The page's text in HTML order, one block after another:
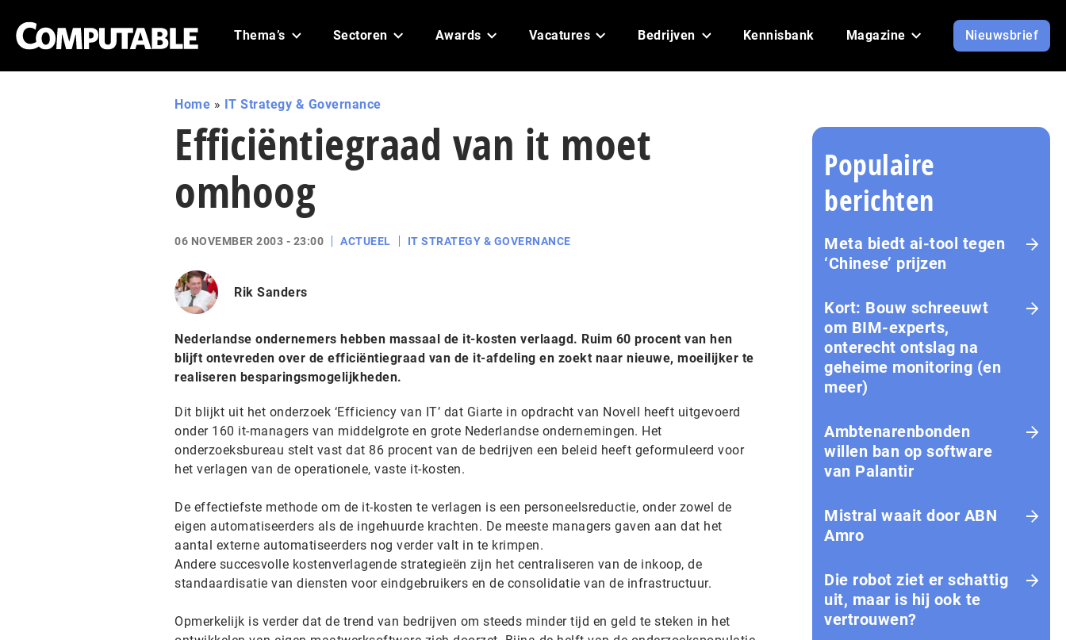
Thema’s Sectoren Awards Vacatures Bedrijven Kennisbank Magazine Nieuwsbrief
Home » IT Strategy & Governance
Efficiëntiegraad van it moet
omhoog
06 NOVEMBER 2003 - 23:00 ACTUEEL IT STRATEGY & GOVERNANCE
Rik Sanders
Nederlandse ondernemers hebben massaal de it-kosten verlaagd. Ruim 60 procent van hen
blijft ontevreden over de efficiëntiegraad van de it-afdeling en zoekt naar nieuwe, moeilijker te
realiseren besparingsmogelijkheden.
Dit blijkt uit het onderzoek ‘Efficiency van IT’ dat Giarte in opdracht van Novell heeft uitgevoerd
onder 160 it-managers van middelgrote en grote Nederlandse ondernemingen. Het
onderzoeksbureau stelt vast dat 86 procent van de bedrijven een beleid heeft geformuleerd voor
het verlagen van de operationele, vaste it-kosten.
De effectiefste methode om de it-kosten te verlagen is een personeelsreductie, onder zowel de
eigen automatiseerders als de ingehuurde krachten. De meeste managers gaven aan dat het
aantal externe automatiseerders nog verder valt in te krimpen.
Andere succesvolle kostenverlagende strategieën zijn het centraliseren van de inkoop, de
standaardisatie van diensten voor eindgebruikers en de consolidatie van de infrastructuur.
Opmerkelijk is verder dat de trend van bedrijven om steeds minder tijd en geld te steken in het
Populaire
berichten
Meta biedt ai-tool tegen
‘Chinese’ prijzen
Kort: Bouw schreeuwt
om BIM-experts,
onterecht ontslag na
geheime monitoring (en
meer)
Ambtenarenbonden
willen ban op software
van Palantir
Mistral waait door ABN
Amro
Die robot ziet er schattig
uit, maar is hij ook te
vertrouwen?